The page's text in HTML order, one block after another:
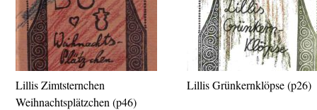
Lillis Zimtsternchen
Weihnachtsplätzchen (p46)
Lillis Grünkernklöpse (p26)